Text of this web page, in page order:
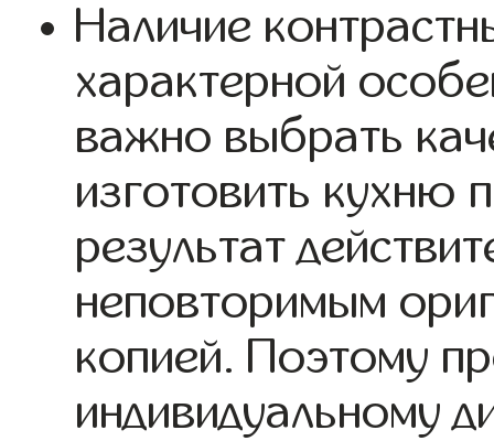
Наличие
характерной
важно выбрать
изготовить кухню
результат
неповторимым
копией. Поэтому
индивидуальному